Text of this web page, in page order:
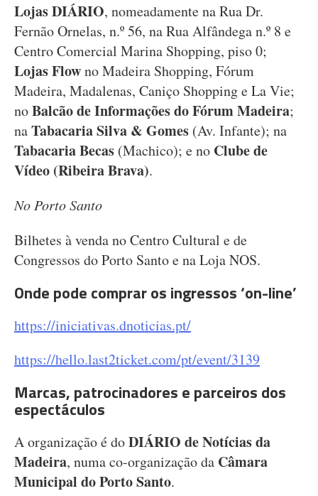
Lojas DIÁRIO, nomeadamente na Rua Dr.
Fernão Ornelas, n.º 56, na Rua Alfândega n.º 8 e
Centro Comercial Marina Shopping, piso 0;
Lojas Flowno Madeira Shopping, Fórum
Madeira, Madalenas, Caniço Shopping e La Vie;
noBalcão de Informações do Fórum Madeira;
naTabacaria Silva & Gomes (Av. Infante); na
Tabacaria Becas (Machico); e no Clube de
Vídeo (Ribeira Brava).
No Porto Santo
Bilhetes à venda no Centro Cultural e de
Congressos do Porto Santo e na Loja NOS.
Onde pode comprar os ingressos ‘on-line’
https://iniciativas.dnoticias.pt/
https://hello.last2ticket.com/pt/event/3139
Marcas, patrocinadores e parceiros dos
espectáculos
A organização é doDIÁRIO de Notícias da
Madeira, numa co-organização da Câmara
Municipal do Porto Santo.